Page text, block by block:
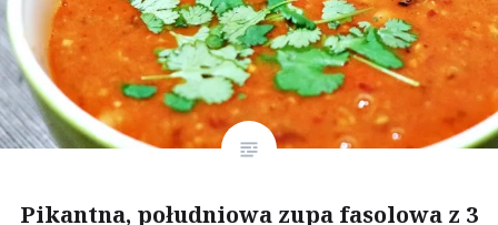
Pikantna, południowa zupa fasolowa z 3